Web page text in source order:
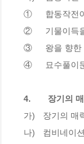
①	 합동작전이란? /113
②	 기물이득을 위한 합동작전 / 114
③	 왕을 향한 외통 합동작전 / 123
④	 묘수풀이문제 풀이법 / 128
4.	  장기
가)	장기의 매력 / 184
나)	컴비네이션 특선 / 184